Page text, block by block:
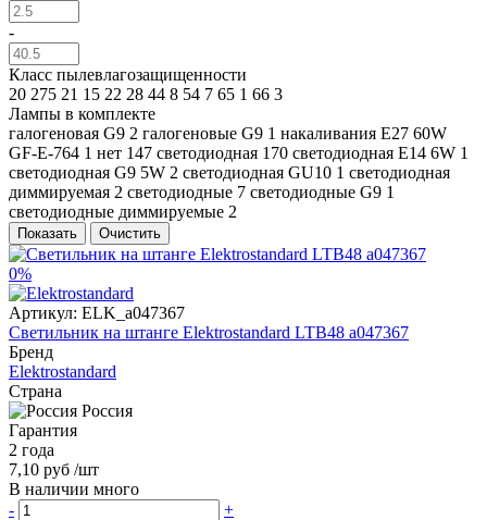
-
Класс пылевлагозащищенности
20 275 21 15 22 28 44 8 54 7 65 1 66 3
Лампы в комплекте
галогеновая G9 2 галогеновые G9 1 накаливания E27 60W
GF-E-764 1 нет 147 светодиодная 170 светодиодная E14 6W 1
светодиодная G9 5W 2 светодиодная GU10 1 светодиодная
диммируемая 2 светодиодные 7 светодиодные G9 1
светодиодные диммируемые 2
Показать Очистить
0%
Артикул: ELK_a047367
Светильник на штанге Elektrostandard LTB48 a047367
Бренд
Elektrostandard
Страна
Россия
Гарантия
2 года
7,10 руб /шт
В наличии много
-
+